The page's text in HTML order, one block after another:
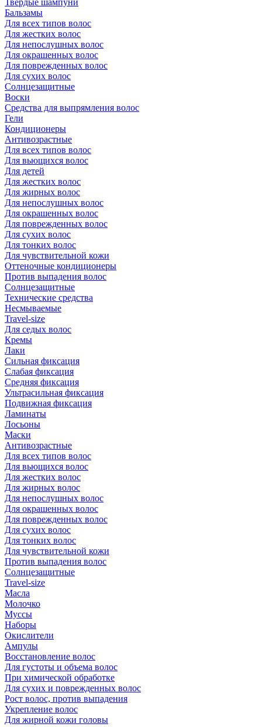
Твердые шампуни
Бальзамы
Для всех типов волос
Для жестких волос
Для непослушных волос
Для окрашенных волос
Для поврежденных волос
Для сухих волос
Солнцезащитные
Воски
Средства для выпрямления волос
Гели
Кондиционеры
Антивозрастные
Для всех типов волос
Для вьющихся волос
Для детей
Для жестких волос
Для жирных волос
Для непослушных волос
Для окрашенных волос
Для поврежденных волос
Для сухих волос
Для тонких волос
Для чувствительной кожи
Оттеночные кондиционеры
Против выпадения волос
Солнцезащитные
Технические средства
Несмываемые
Travel-size
Для седых волос
Кремы
Лаки
Сильная фиксация
Слабая фиксация
Средняя фиксация
Ультрасильная фиксация
Подвижная фиксация
Ламинаты
Лосьоны
Маски
Антивозрастные
Для всех типов волос
Для вьющихся волос
Для жестких волос
Для жирных волос
Для непослушных волос
Для окрашенных волос
Для поврежденных волос
Для сухих волос
Для тонких волос
Для чувствительной кожи
Против выпадения волос
Солнцезащитные
Travel-size
Масла
Молочко
Муссы
Наборы
Окислители
Ампулы
Восстановление волос
Для густоты и объема волос
При химической обработке
Для сухих и поврежденных волос
Рост волос, против выпадения
Укрепление волос
Для жирной кожи головы